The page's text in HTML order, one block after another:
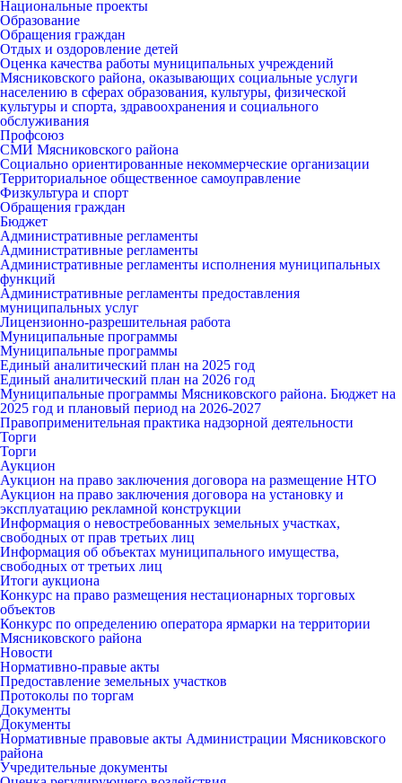
Национальные проекты
Образование
Обращения граждан
Отдых и оздоровление детей
Оценка качества работы муниципальных учреждений
Мясниковского района, оказывающих социальные услуги
населению в сферах образования, культуры, физической
культуры и спорта, здравоохранения и социального
обслуживания
Профсоюз
СМИ Мясниковского района
Социально ориентированные некоммерческие организации
Территориальное общественное самоуправление
Физкультура и спорт
Обращения граждан
Бюджет
Административные регламенты
Административные регламенты
Административные регламенты исполнения муниципальных
функций
Административные регламенты предоставления
муниципальных услуг
Лицензионно-разрешительная работа
Муниципальные программы
Муниципальные программы
Единый аналитический план на 2025 год
Единый аналитический план на 2026 год
Муниципальные программы Мясниковского района. Бюджет на
2025 год и плановый период на 2026-2027
Правоприменительная практика надзорной деятельности
Торги
Торги
Аукцион
Аукцион на право заключения договора на размещение НТО
Аукцион на право заключения договора на установку и
эксплуатацию рекламной конструкции
Информация о невостребованных земельных участках,
свободных от прав третьих лиц
Информация об объектах муниципального имущества,
свободных от третьих лиц
Итоги аукциона
Конкурс на право размещения нестационарных торговых
объектов
Конкурс по определению оператора ярмарки на территории
Мясниковского района
Новости
Нормативно-правые акты
Предоставление земельных участков
Протоколы по торгам
Документы
Документы
Нормативные правовые акты Администрации Мясниковского
района
Учредительные документы